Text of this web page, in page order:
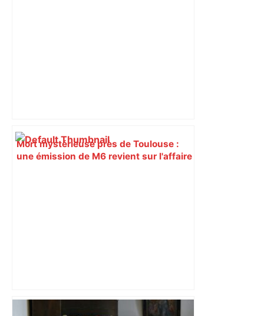
Mort mystérieuse près de Toulouse :
une émission de M6 revient sur l'affaire